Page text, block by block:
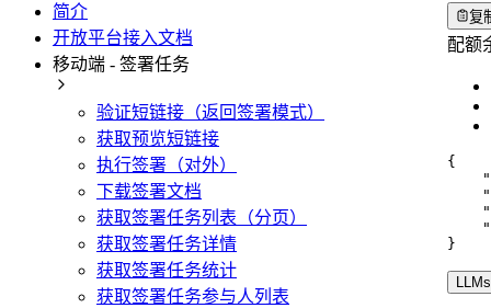
简介
开放平台接入文档
移动端 - 签署任务
验证短链接（返回签署模式）
获取预览短链接
执行签署（对外）
下载签署文档
获取签署任务列表（分页）
获取签署任务详情
获取签署任务统计
获取签署任务参与人列表
复
配额
{
}